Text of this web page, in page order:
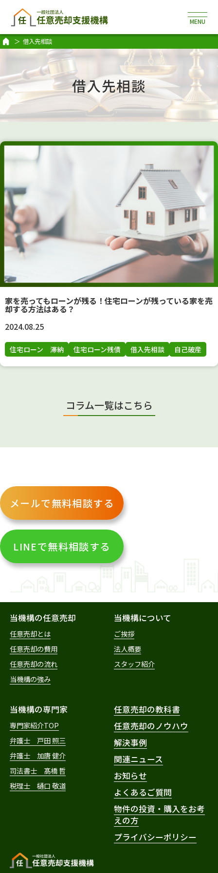
借入先相談
借入先相談
家を売ってもローンが残る！住宅ローンが残っている家を売
却する方法はある？
2024.08.25
住宅ローン 滞納 住宅ローン残債 借入先相談 自己破産
コラム一覧はこちら
メールで無料相談する
LINEで無料相談する
当機構の任意売却
任意売却とは
任意売却の費用
任意売却の流れ
当機構の強み
当機構について
ご挨拶
法人概要
スタッフ紹介
当機構の専門家
専門家紹介TOP
弁護士 戸田 照三
弁護士 加唐 健介
司法書士 髙橋 哲
税理士 樋口 敬道
任意売却の教科書
任意売却のノウハウ
解決事例
関連ニュース
お知らせ
よくあるご質問
物件の投資・購入をお考
えの方
プライバシーポリシー